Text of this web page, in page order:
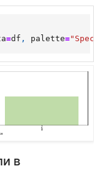
=df , palette=
в